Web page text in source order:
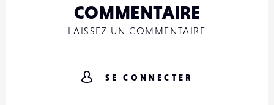
COMMENTAIRE
LAISSEZ UN COMMENTAIRE
SE CONNECTER